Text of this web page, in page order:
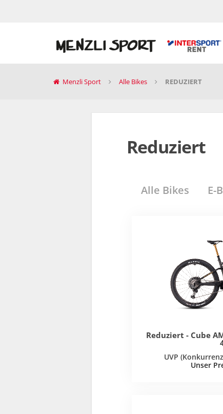
Menzli Sport Alle Bikes REDUZIERT
Reduziert
Alle Bikes E-
Reduziert - Cube